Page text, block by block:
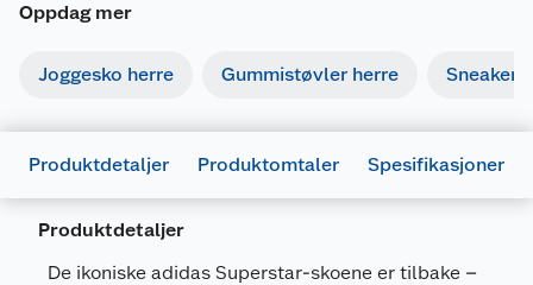
Oppdag mer
Joggesko herre Gummistøvler herre Sneakers
Produktdetaljer Produktomtaler Spesifikasjoner
Produktdetaljer
De ikoniske adidas Superstar-skoene er tilbake –